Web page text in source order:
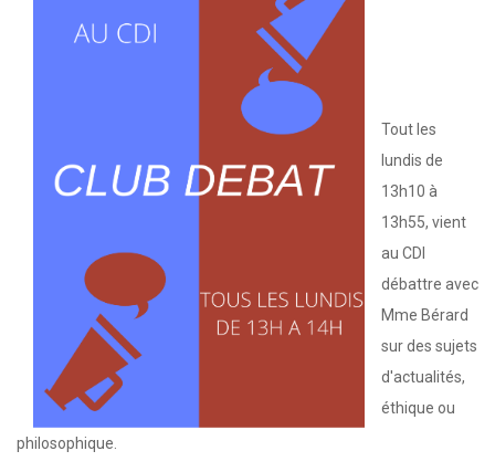
Tout les
lundis de
13h10 à
13h55, vient
au CDI
débattre avec
Mme Bérard
sur des sujets
d'actualités,
éthique ou
philosophique.